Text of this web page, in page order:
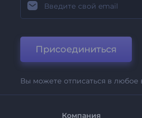
Присоединиться
Вы можете отписаться в любое
Компания